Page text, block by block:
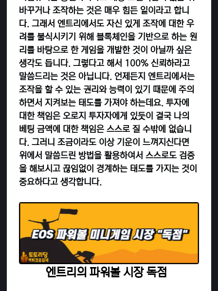
바꾸거나 조작하는 것은 매우 힘든 일이라고 합니
다. 그래서 엔트리에서도 자신 있게 조작에 대한 우
려를 불식시키기 위해 블록체인을 기반으로 하는 원
리를 바탕으로 한 게임을 개발한 것이 아닐까 싶은
생각도 듭니다. 그렇다고 해서 100% 신뢰하라고
말씀드리는 것은 아닙니다. 언제든지 엔트리에서는
조작을 할 수 있는 권리와 능력이 있기 때문에 주의
하면서 지켜보는 태도를 가져야 하는데요. 투자에
대한 책임은 오로지 투자자에게 있듯이 결국 나의
베팅 금액에 대한 책임은 스스로 질 수밖에 없습니
다. 그러니 조금이라도 이상 기운이 느껴지신다면
위에서 말씀드린 방법을 활용하여서 스스로도 검증
을 해보시고 끊임없이 경계하는 태도를 가지는 것이
중요하다고 생각합니다.
엔트리의 파워볼 시장 독점